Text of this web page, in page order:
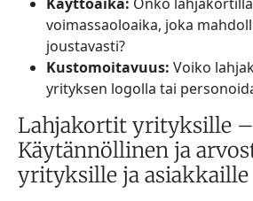
voimassaoloaika, joka
joustavasti?
Kustomoitavuus: Voiko
yrityksen logolla tai
Lahjakortit yrityksille –
Käytännöllinen ja
yrityksille ja asiakkaille